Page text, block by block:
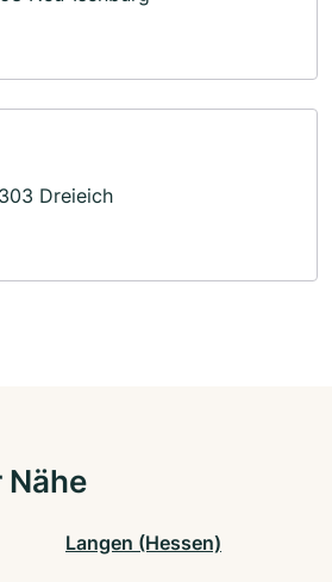
Dreieich
Nähe
Langen (Hessen)